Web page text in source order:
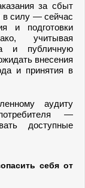
за сбыт
в силу — сейчас
и подготовки
учитывая
и публичную
внесения
и принятия в
аудиту
—
доступные
себя от